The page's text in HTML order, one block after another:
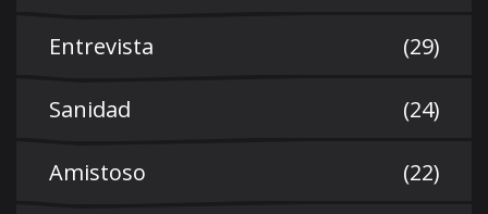
Entrevista (29)
Sanidad (24)
Amistoso (22)